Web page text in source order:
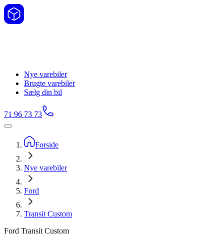
Nye varebiler
Brugte varebiler
Sælg din bil
71 96 73 73
Forside
Nye varebiler
Ford
Transit Custom
Ford Transit Custom